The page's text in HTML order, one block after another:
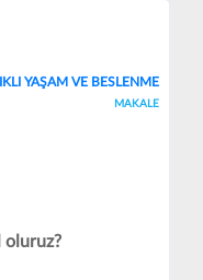
YAŞAM VE BESLENME
MAKALE
oluruz?